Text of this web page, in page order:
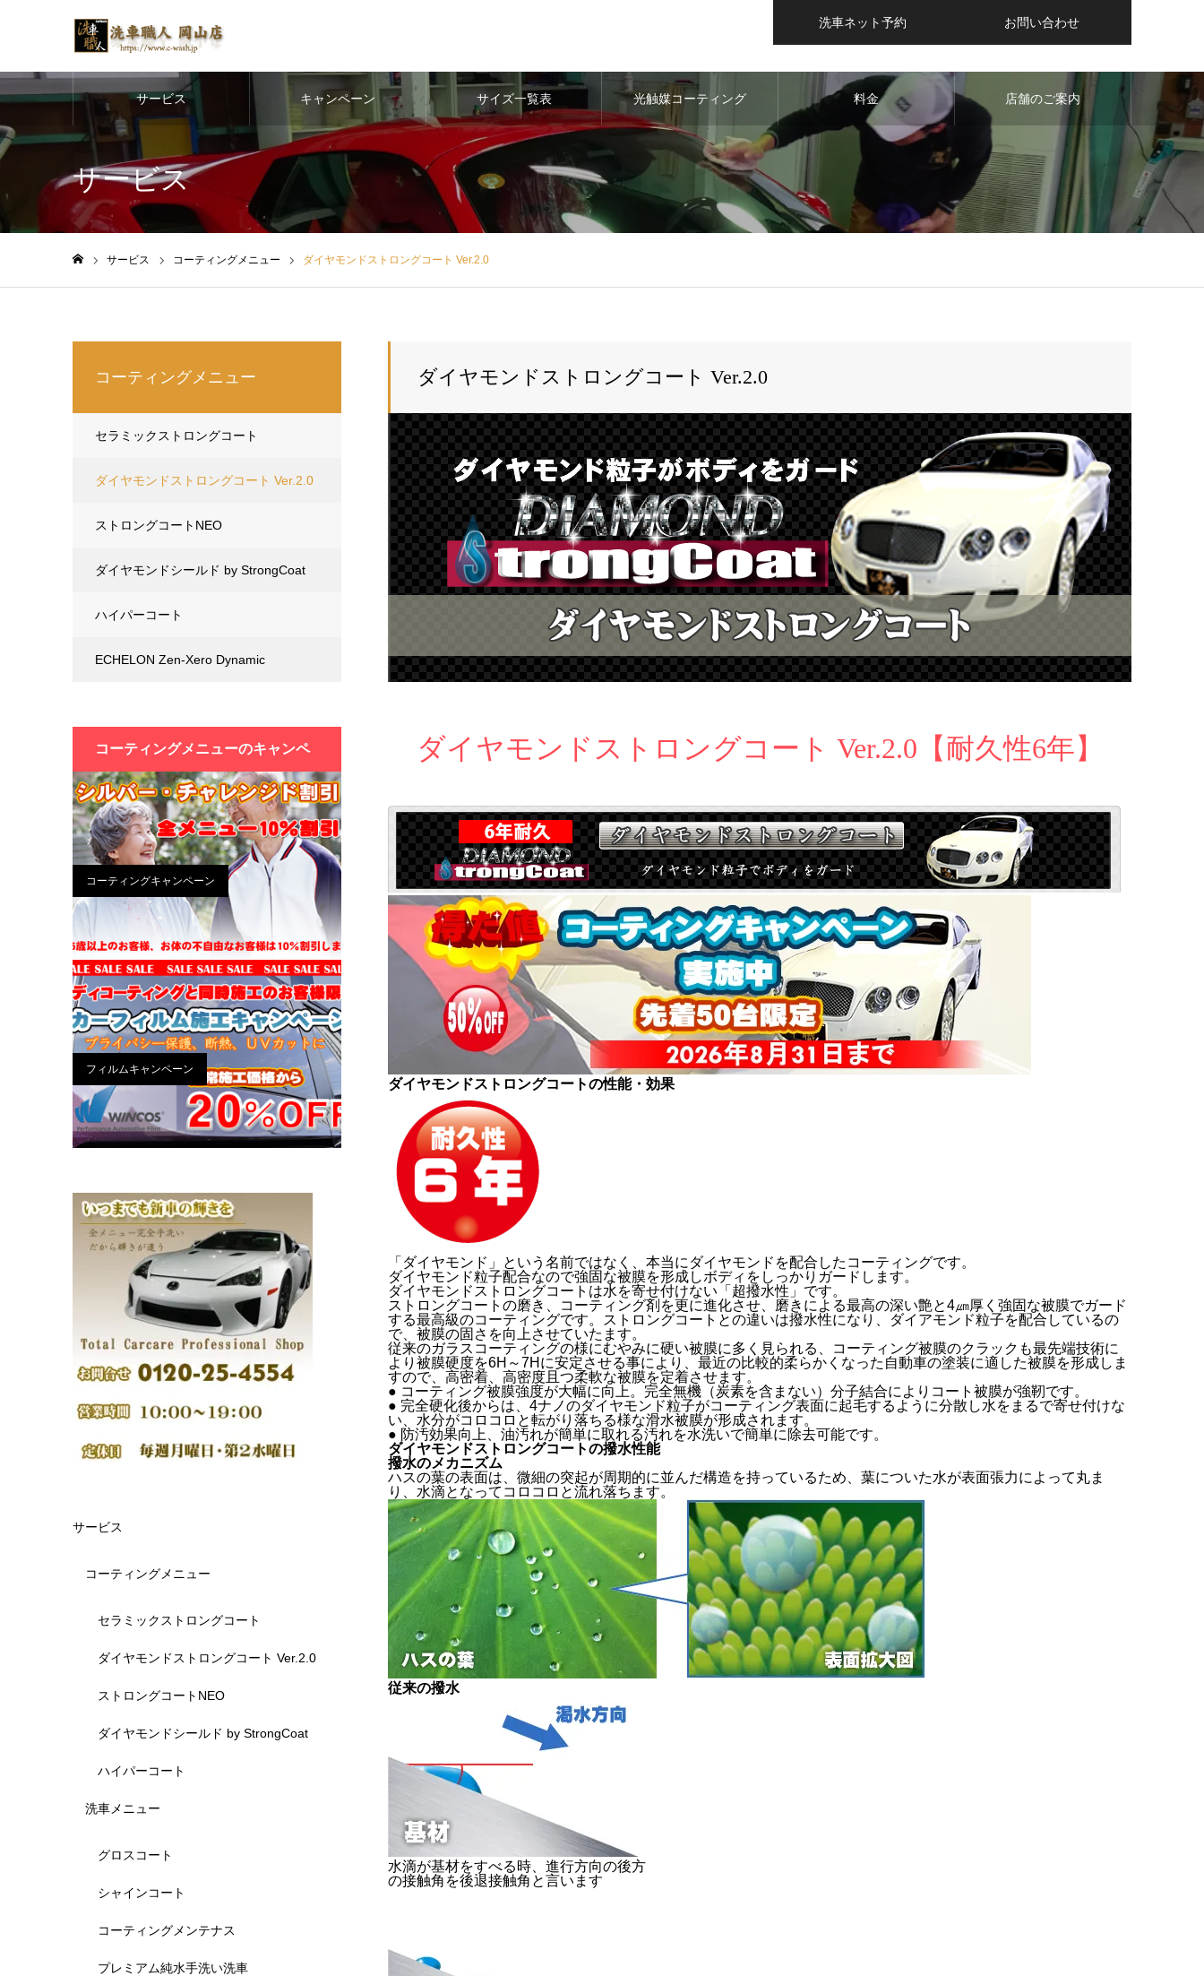
洗車ネット予約 お問い合わせ
サービス キャンペーン サイズ一覧表 光触媒コーティング 料金 店舗のご案内
サービス
サービス コーティングメニュー ダイヤモンドストロングコート Ver.2.0
ダイヤモンドストロングコート Ver.2.0
ダイヤモンドストロングコート Ver.2.0【耐久性6年】
ダイヤモンドストロングコートの性能・効果
「ダイヤモンド」という名前ではなく、本当にダイヤモンドを配合したコーティングです。
ダイヤモンド粒子配合なので強固な被膜を形成しボディをしっかりガードします。
ダイヤモンドストロングコートは水を寄せ付けない「超撥水性」です。
ストロングコートの磨き、コーティング剤を更に進化させ、磨きによる最高の深い艶と4㎛厚く強固な被膜でガード
する最高級のコーティングです。ストロングコートとの違いは撥水性になり、ダイアモンド粒子を配合しているの
で、被膜の固さを向上させていたます。
従来のガラスコーティングの様にむやみに硬い被膜に多く見られる、コーティング被膜のクラックも最先端技術に
より被膜硬度を6H～7Hに安定させる事により、最近の比較的柔らかくなった自動車の塗装に適した被膜を形成しま
すので、高密着、高密度且つ柔軟な被膜を定着させます。
● コーティング被膜強度が大幅に向上。完全無機（炭素を含まない）分子結合によりコート被膜が強靭です。
● 完全硬化後からは、4ナノのダイヤモンド粒子がコーティング表面に起毛するように分散し水をまるで寄せ付けな
い、水分がコロコロと転がり落ちる様な滑水被膜が形成されます。
● 防汚効果向上、油汚れが簡単に取れる汚れを水洗いで簡単に除去可能です。
ダイヤモンドストロングコートの撥水性能
撥水のメカニズム
ハスの葉の表面は、微細の突起が周期的に並んだ構造を持っているため、葉についた水が表面張力によって丸ま
り、水滴となってコロコロと流れ落ちます。
従来の撥水
水滴が基材をすべる時、進行方向の後方
の接触角を後退接触角と言います
コーティングメニュー
セラミックストロングコート
ダイヤモンドストロングコート Ver.2.0
ストロングコートNEO
ダイヤモンドシールド by StrongCoat
ハイパーコート
ECHELON Zen-Xero Dynamic
コーティングメニューのキャンペ
ーン
コーティングキャンペーン
フィルムキャンペーン
サービス
コーティングメニュー
セラミックストロングコート
ダイヤモンドストロングコート Ver.2.0
ストロングコートNEO
ダイヤモンドシールド by StrongCoat
ハイパーコート
洗車メニュー
グロスコート
シャインコート
コーティングメンテナス
プレミアム純水手洗い洗車